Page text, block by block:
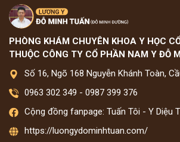
PHÒNG KHÁM CHUYÊN KHOA Y HỌC
THUỘC CÔNG TY CỔ PHẦN NAM Y ĐỖ
Số 16, Ngõ 168 Nguyễn Khánh Toàn,
0963 302 349 - 0987 399 376
Cộng đồng fanpage: Tuấn Tôi - Y Diệu
https://luongydominhtuan.com/